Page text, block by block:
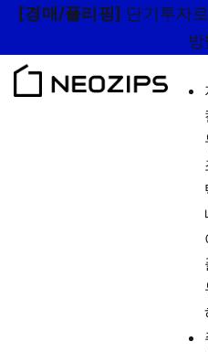
Skip
content
[경매/플리핑] 단기투자
방